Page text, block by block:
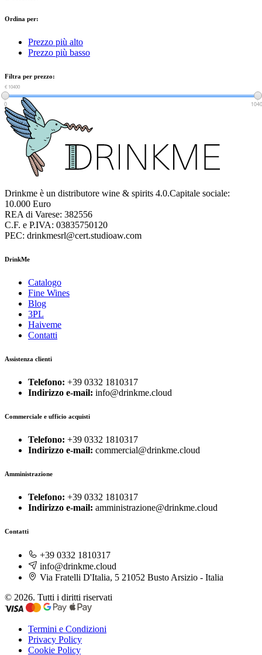
Ordina per:
Prezzo più alto
Prezzo più basso
Filtra per prezzo:
€ 0
€ 10400
0
Drinkme è un distributore wine & spirits 4.0.Capitale sociale:
10.000 Euro
REA di Varese: 382556
C.F. e P.IVA: 03835750120
PEC: drinkmesrl@cert.studioaw.com
DrinkMe
Catalogo
Fine Wines
Blog
3PL
Haiveme
Contatti
Assistenza clienti
Telefono: +39 0332 1810317
Indirizzo e-mail: info@drinkme.cloud
Commerciale e ufficio acquisti
Telefono: +39 0332 1810317
Indirizzo e-mail: commercial@drinkme.cloud
Amministrazione
Telefono: +39 0332 1810317
Indirizzo e-mail: amministrazione@drinkme.cloud
Contatti
+39 0332 1810317
info@drinkme.cloud
Via Fratelli D'Italia, 5 21052 Busto Arsizio - Italia
© 2026. Tutti i diritti riservati
Termini e Condizioni
Privacy Policy
Cookie Policy